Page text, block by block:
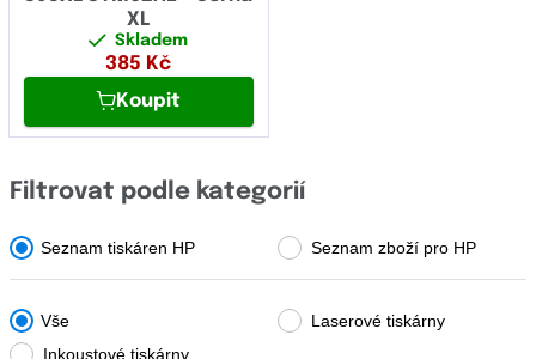
OCÉ
Olivetti
Panasonic
Pantum
Philips
Printronix
LaserJet
LaserJet Enterprise
MOPIER
OfficeJet
XL
Skladem
385 Kč
Koupit
Filtrovat podle kategorií
Seznam tiskáren HP Seznam zboží pro HP
Vše
Laserové tiskárny
Inkoustové tiskárny